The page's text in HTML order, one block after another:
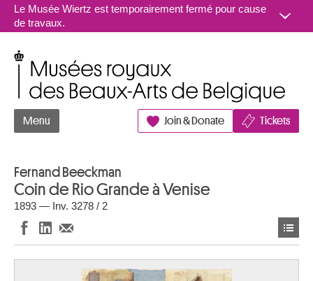
Aller au contenu
Le Musée Wiertz est temporairement fermé pour cause
de travaux.
Menu Join & Donate Tickets
Fernand Beeckman
Coin de Rio Grande à Venise
1893 — Inv. 3278 / 2